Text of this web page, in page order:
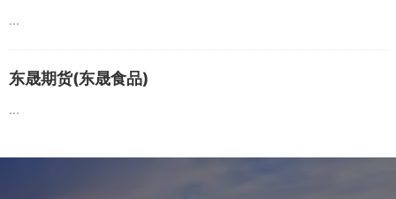
...
东晟期货(东晟食品)
...